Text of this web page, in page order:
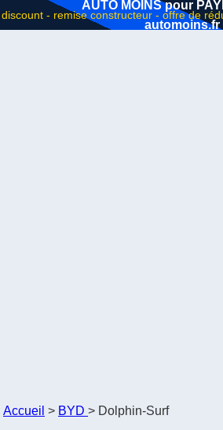
AUTO MOINS pour
automoins.fr
Accueil > BYD > Dolphin-Surf